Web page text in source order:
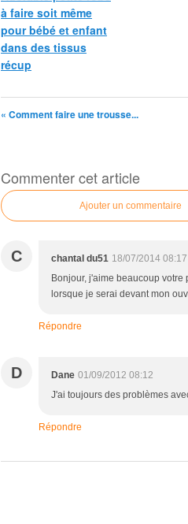
à faire soit même
pour bébé et enfant
dans des tissus
récup
« Comment faire une trousse...
Commenter cet article
Ajouter un commentaire
C chantal du51 18/07/2014 08:17
Bonjour, j'aime beaucoup
lorsque je serai devant mon
Répondre
D Dane 01/09/2012 08:12
J'ai toujours des problèmes
Répondre